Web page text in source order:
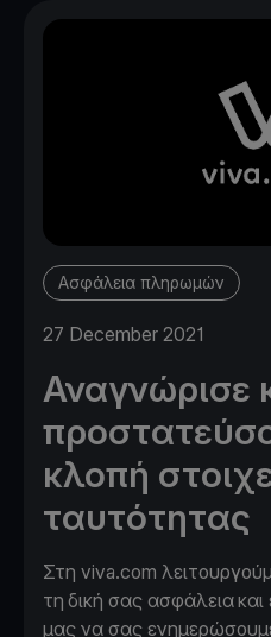
Ασφάλεια πληρωμών
27 December 2021
Αναγνώρισε
κλοπή
ταυτότητας
Στη viva.com
τη δική σας ασφάλεια
μας να σας